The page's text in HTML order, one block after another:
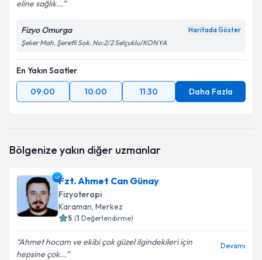
eline sağlık...
Fizyo Omurga Haritada Göster
Şeker Mah. Şerefli Sok. No:2/2 Selçuklu/KONYA
En Yakın Saatler
09:00
10:00 11:30 Daha Fazla
Bölgenize yakın diğer uzmanlar
Fzt. Ahmet Can Günay
Fizyoterapi
Karaman, Merkez
5 (1 Değerlendirme)
Ahmet hocam ve ekibi çok güzel ilgindekileri için
hepsine çok...
Devamı